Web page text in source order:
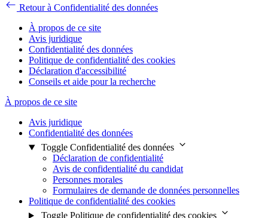
Retour à Confidentialité des données
À propos de ce site
Avis juridique
Confidentialité des données
Politique de confidentialité des cookies
Déclaration d'accessibilité
Conseils et aide pour la recherche
À propos de ce site
Avis juridique
Confidentialité des données
Toggle Confidentialité des données
Déclaration de confidentialité
Avis de confidentialité du candidat
Personnes morales
Formulaires de demande de données personnelles
Politique de confidentialité des cookies
Toggle Politique de confidentialité des cookies